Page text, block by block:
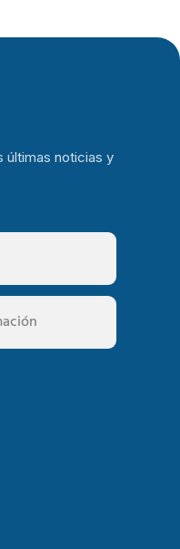
últimas noticias y